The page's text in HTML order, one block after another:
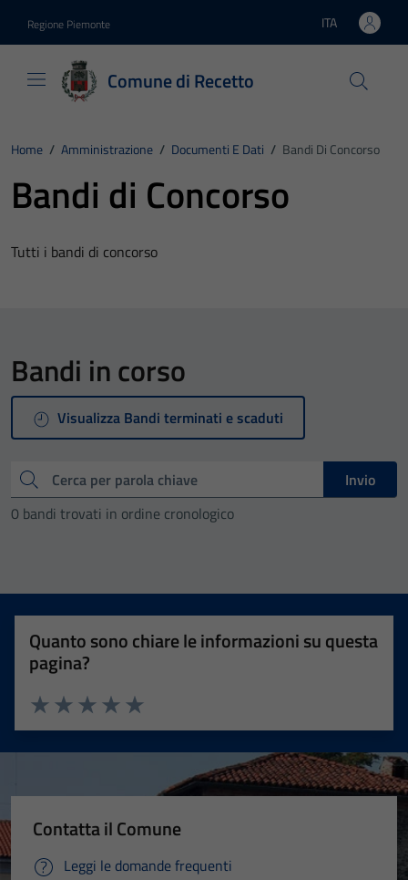
Regione Piemonte Lingua attiva:
ITA
Comune di Recetto
Home / Amministrazione / Documenti E Dati / Bandi Di Concorso
Bandi di Concorso
Tutti i bandi di concorso
Bandi in corso
Visualizza Bandi terminati e scaduti
Cerca
Invio
0 bandi trovati in ordine cronologico
Quanto sono chiare le informazioni su questa
pagina?
Valuta 5 stelle su 5
Valuta 4 stelle su 5
Valuta 3 stelle su 5
Valuta 2 stelle su 5
Valuta 1 stelle su 5
Contatta il Comune
Leggi le domande frequenti